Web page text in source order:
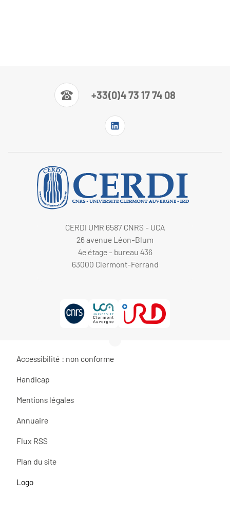
+33(0)4 73 17 74 08
CERDI UMR 6587 CNRS - UCA
26 avenue Léon-Blum
4e étage - bureau 436
63000 Clermont-Ferrand
Accessibilité : non conforme
Handicap
Mentions légales
Annuaire
Flux RSS
Plan du site
Logo